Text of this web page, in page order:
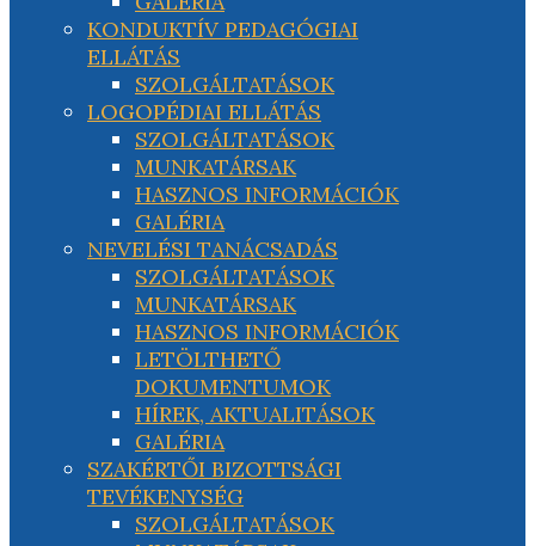
KONDUKTÍV PEDAGÓGIAI
ELLÁTÁS
SZOLGÁLTATÁSOK
LOGOPÉDIAI ELLÁTÁS
SZOLGÁLTATÁSOK
MUNKATÁRSAK
HASZNOS INFORMÁCIÓK
GALÉRIA
NEVELÉSI TANÁCSADÁS
SZOLGÁLTATÁSOK
MUNKATÁRSAK
HASZNOS INFORMÁCIÓK
LETÖLTHETŐ
DOKUMENTUMOK
HÍREK, AKTUALITÁSOK
GALÉRIA
SZAKÉRTŐI BIZOTTSÁGI
TEVÉKENYSÉG
SZOLGÁLTATÁSOK